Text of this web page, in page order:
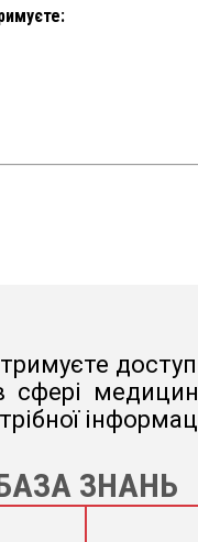
ЗНАНЬ